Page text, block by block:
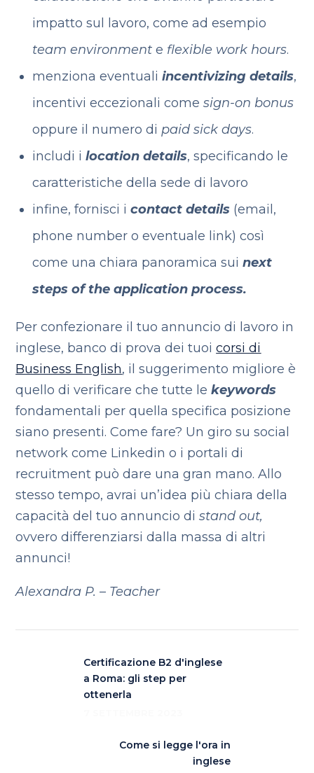
impatto sul lavoro, come ad esempio
team environmente flexible work hours.
menziona eventuali incentivizing details,
incentivi eccezionali come sign-on bonus
oppure il numero di paid sick days.
includi i location details, specificando le
caratteristiche della sede di lavoro
infine, fornisci i contact details (email,
phone number o eventuale link) così
come una chiara panoramica sui next
steps of the application process.
Per confezionare il tuo annuncio di lavoro in
inglese, banco di prova dei tuoicorsi di
Business English, il suggerimento migliore è
quello di verificare che tutte lekeywords
fondamentali per quella specifica posizione
siano presenti. Come fare? Un giro su social
network come Linkedin o i portali di
recruitment può dare una gran mano. Allo
stesso tempo, avrai un’idea più chiara della
capacità del tuo annuncio distand out,
ovvero differenziarsi dalla massa di altri
annunci!
Alexandra P. – Teacher
Certificazione B2 d'inglese
a Roma: gli step per
ottenerla
Come si legge l'ora in
inglese